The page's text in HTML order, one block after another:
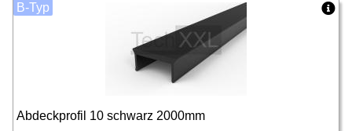
Abdeckprofil 10 schwarz 2000mm
B-Typ